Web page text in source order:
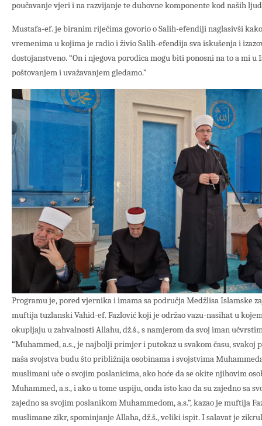
poučavanje vjeri i na razvijanje te duhovne komponente kod naših
Mustafa-ef. je biranim riječima govorio o Salih-efendiji naglasivši
vremenima u kojima je radio i živio Salih-efendija sva iskušenja i
dostojanstveno. “On i njegova porodica mogu biti ponosni na to a mi u
poštovanjem i uvažavanjem gledamo.”
Programu je, pored vjernika i imama sa područja Medžlisa Islamske
muftija tuzlanski Vahid-ef. Fazlović koji je održao vazu-nasihat u
okupljaju u zahvalnosti Allahu, dž.š., s namjerom da svoj iman
“Muhammed, a.s., je najbolji primjer i putokaz u svakom času, svakoj
naša svojstva budu što približnija osobinama i svojstvima
muslimani uče o svojim poslanicima, ako hoće da se okite njihovim
Muhammed, a.s., i ako u tome uspiju, onda isto kao da su zajedno sa
zajedno sa svojim poslanikom Muhammedom, a.s.”, kazao je muftija
muslimane zikr, spominjanje Allaha, dž.š., veliki ispit. I salavat je